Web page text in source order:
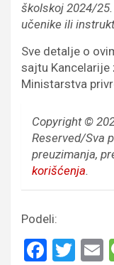
školskoj 2024/
učenike ili
Sve detalje o
sajtu Kancelarije
Ministarstva
Copyright ©
Reserved/Sva
preuzimanja,
korišćenja.
Podeli:
F
T